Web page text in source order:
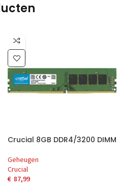
Crucial 8GB DDR4/3200 DIMM
Geheugen
Crucial
€ 87,99